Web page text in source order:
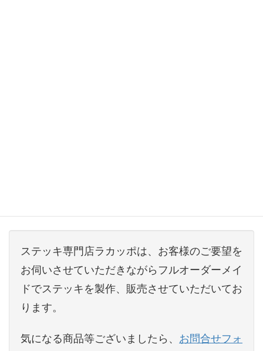
ステッキ専門店ラカッポは、お客様のご要望を
お伺いさせていただきながらフルオーダーメイ
ドでステッキを製作、販売させていただいてお
ります。
気になる商品等ございましたら、 お問合せフォ